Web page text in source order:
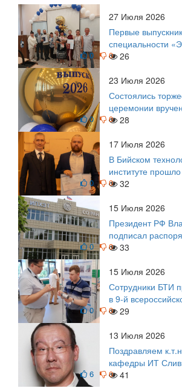
27 Июля 2026
Первые
специальности
безопасность»
0 0 26
23 Июля 2026
Состоялись
церемонии
выпускникам БТИ
0 0 28
17 Июля 2026
В Бийском
институте
дипломов
0 0 32
15 Июля 2026
Президент РФ
подписал
поощрении
0 0 33
15 Июля 2026
Сотрудники БТИ
в 9-й
по задачам со
0 0 29
13 Июля 2026
Поздравляем
кафедры ИТ
Николаевича с
6 0 41